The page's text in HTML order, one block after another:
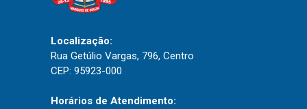
Diário Oficial (Novo)
Diário Oficial (Até 30/04)
Recursos Humanos
Localização:
Rua Getúlio Vargas, 796, Centro
CEP: 95923-000
Horários de Atendimento: